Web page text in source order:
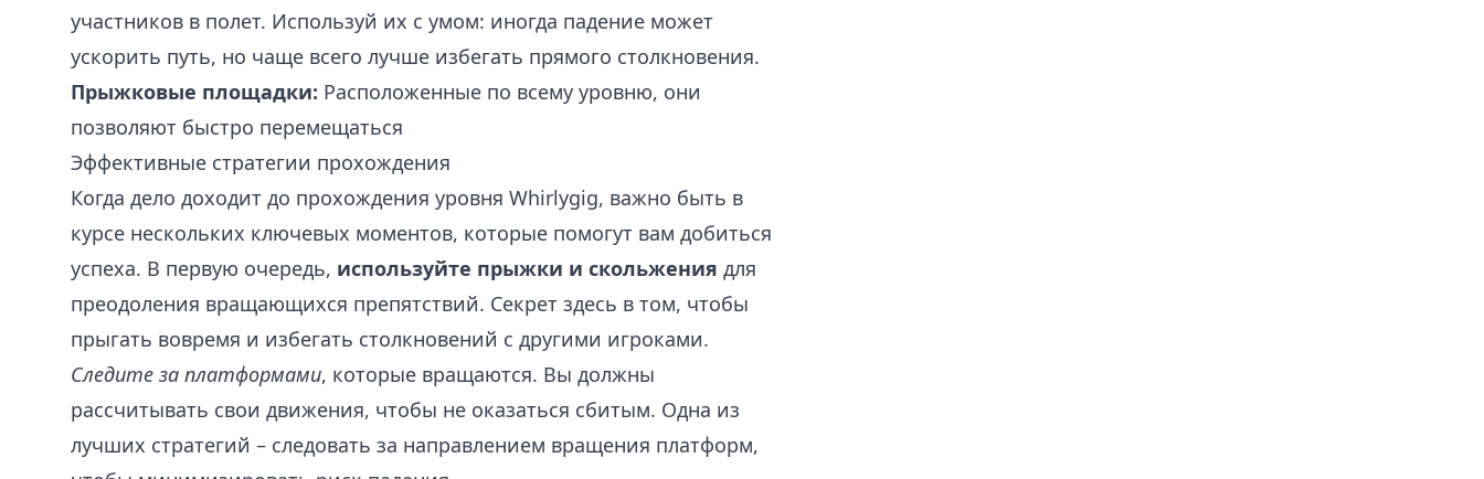
участников в полет. Используй их с умом: иногда падение может
ускорить путь, но чаще всего лучше избегать прямого столкновения.
Прыжковые площадки: Расположенные по всему уровню, они
позволяют быстро перемещаться
Эффективные стратегии прохождения
Когда дело доходит до прохождения уровня Whirlygig, важно быть в
курсе нескольких ключевых моментов, которые помогут вам добиться
успеха. В первую очередь, используйте прыжки и скольжения для
преодоления вращающихся препятствий. Секрет здесь в том, чтобы
прыгать вовремя и избегать столкновений с другими игроками.
Следите за платформами, которые вращаются. Вы должны
рассчитывать свои движения, чтобы не оказаться сбитым. Одна из
лучших стратегий – следовать за направлением вращения платформ,